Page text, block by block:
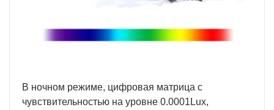
В ночном режиме, цифровая матрица с
чувствительностью на уровне 0.0001Lux,